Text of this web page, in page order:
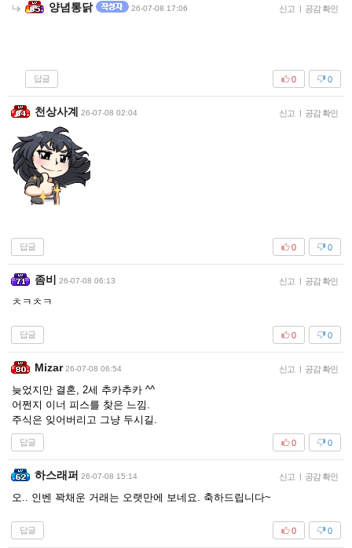
양념통닭 26-07-08 17:06 신고 | 공감 확인
답글 0
0
천상사계 26-07-08 02:04 신고 | 공감 확인
답글 0
0
좀비 26-07-08 06:13 신고 | 공감 확인
ㅊㅋㅊㅋ
답글 0
0
Mizar 26-07-08 06:54 신고 | 공감 확인
늦었지만 결혼, 2세 추카추카 ^^
어쩐지 이너 피스를 찾은 느낌.
주식은 잊어버리고 그냥 두시길.
답글 0
0
하스래퍼 26-07-08 15:14 신고 | 공감 확인
오.. 인벤 꽉채운 거래는 오랫만에 보네요. 축하드립니다~
답글 0
0